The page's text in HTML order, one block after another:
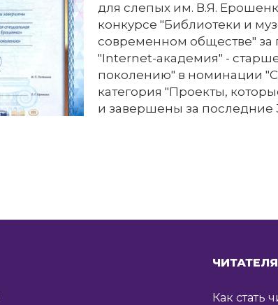
для слепых им. В.Я.
конкурсе "Библиотеки и
современном обществе" за
"Internet-академия" -
поколению" в номинации
категория "Проекты,
и завершены за последние
Как стать